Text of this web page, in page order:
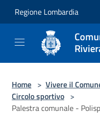
Regione Lombardia
Home > Vivere il
Circolo sportivo >
Palestra comunale -